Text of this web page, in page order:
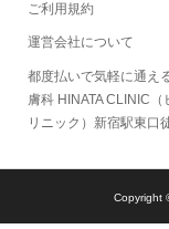
ご利用規約
運営会社について
都度払いで気軽に通え
膚科 HINATA CLINIC（
リニック）新宿駅東口
Copyright